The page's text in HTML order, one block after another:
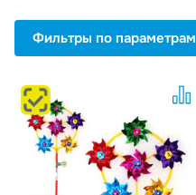
Фильтры по параметрам